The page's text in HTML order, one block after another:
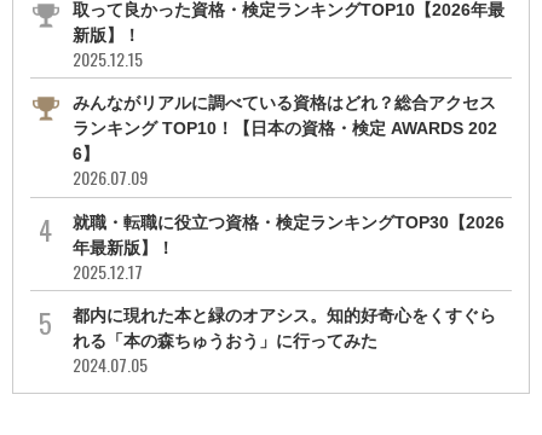
取って良かった資格・検定ランキングTOP10【2026年最
新版】！
2025.12.15
みんながリアルに調べている資格はどれ？総合アクセス
ランキング TOP10！【日本の資格・検定 AWARDS 202
6】
2026.07.09
就職・転職に役立つ資格・検定ランキングTOP30【2026
年最新版】！
2025.12.17
都内に現れた本と緑のオアシス。知的好奇心をくすぐら
れる「本の森ちゅうおう」に行ってみた
2024.07.05